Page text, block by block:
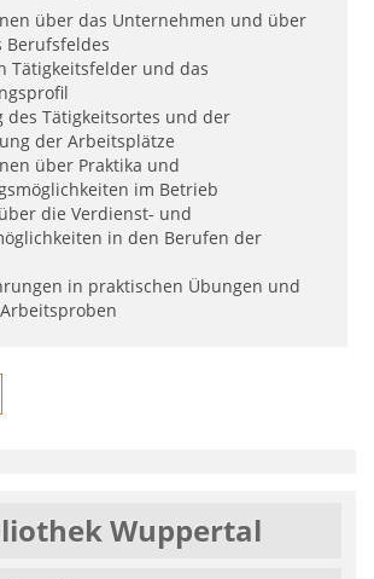
über das Unternehmen und über
Berufsfeldes
Tätigkeitsfelder und das
des Tätigkeitsortes und der
der Arbeitsplätze
über Praktika und
im Betrieb
die Verdienst- und
in den Berufen der
in praktischen Übungen und
Wuppertal